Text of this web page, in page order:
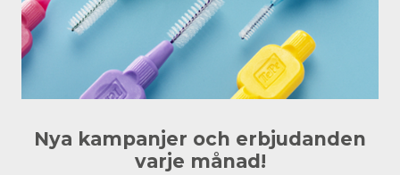
Nya kampanjer och erbjudanden
varje månad!